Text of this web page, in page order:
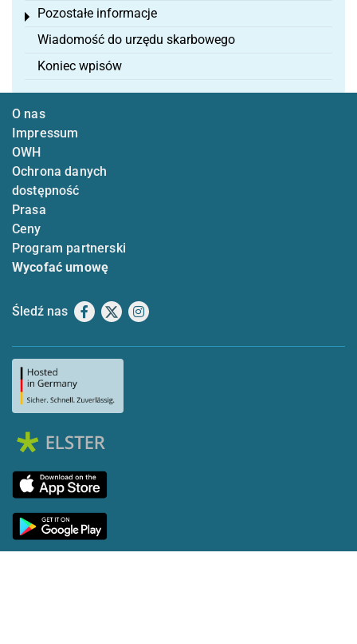
Pozostałe informacje
Toggle menu
Wiadomość do urzędu skarbowego
Koniec wpisów
O nas
Impressum
OWH
Ochrona danych
dostępność
Prasa
Ceny
Program partnerski
Wycofać umowę
Śledź nas Facebook
X Instagram